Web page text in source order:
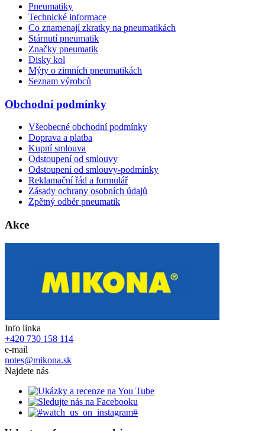
Pneumatiky
Technické informace
Co znamenají zkratky na pneumatikách
Stárnutí pneumatik
Značky pneumatik
Disky kol
Mýty o zimních pneumatikách
Seznam výrobců
Obchodní podmínky
Všeobecné obchodní podmínky
Doprava a platba
Kupní smlouva
Odstoupení od smlouvy
Odstoupení od smlouvy-podmínky
Reklamační řád a formulář
Zásady ochrany osobních údajů
Zpětný odběr pneumatik
Akce
Info linka
+420 730 158 114
e-mail
notes@mikona.sk
Najdete nás